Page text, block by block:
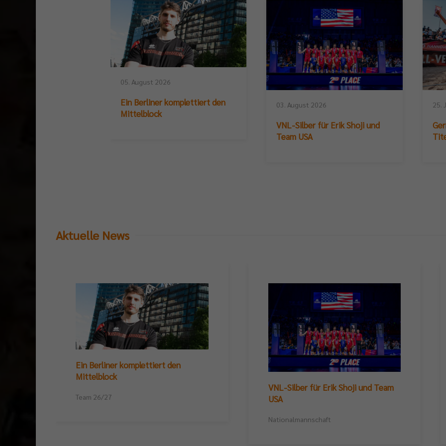
05. August 2026
Ein Berliner komplettiert den
Mittelblock
03. August 2026
VNL-Silber für Erik Shoji und
Team USA
25.
Aktuelle News
Ein Berliner komplettiert den
Mittelblock
Team 26/27
VNL-Silber für Erik Shoji und Team
USA
Nationalmannschaft